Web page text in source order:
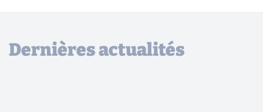
Dernières actualités